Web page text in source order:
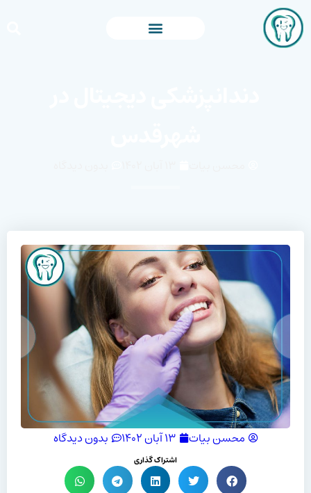
محسن بیات ۱۳ آبان ۱۴۰۲ بدون دیدگاه
اشتراک گذاری